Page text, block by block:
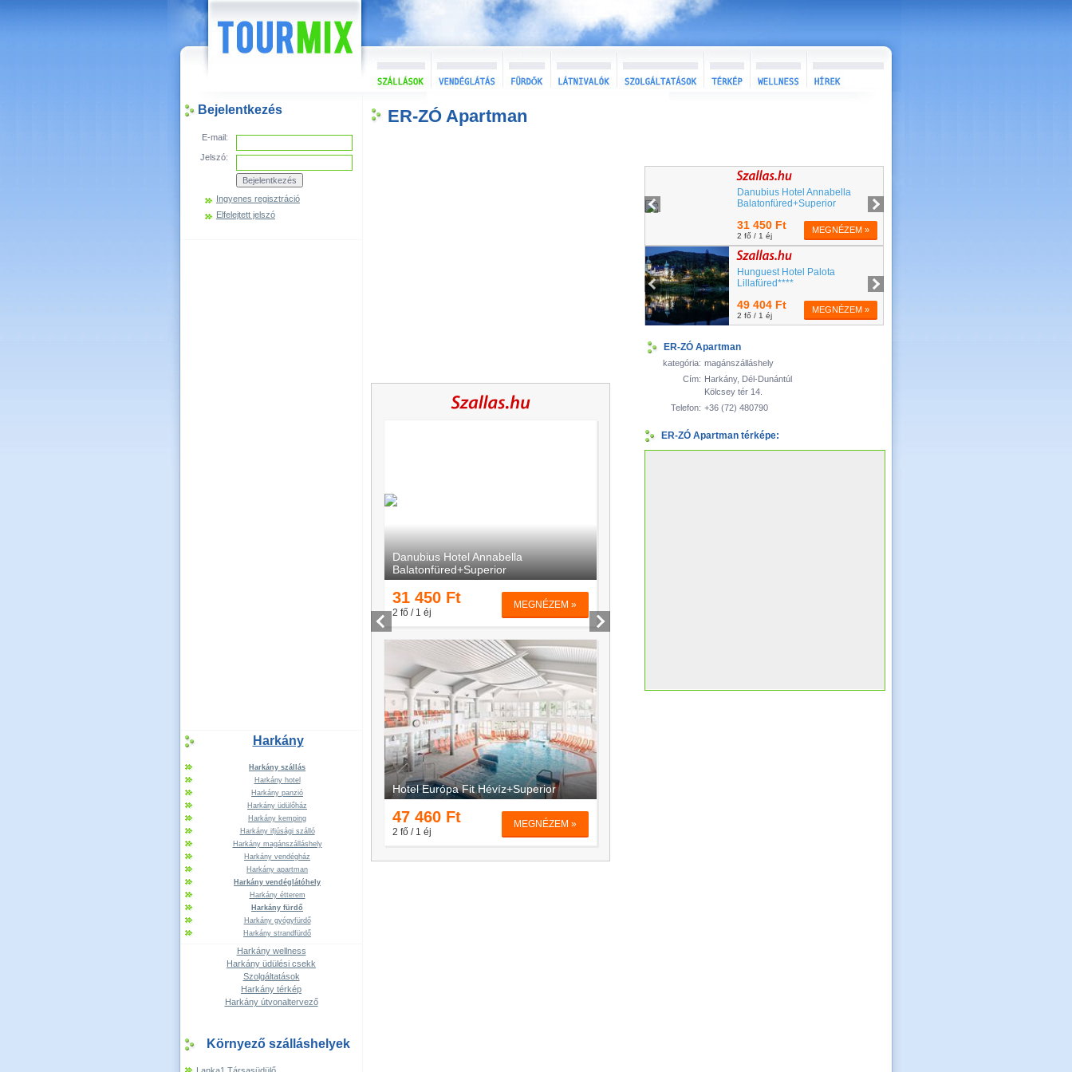
Bejelentkezés
E-mail:
Jelszó:
Ingyenes regisztráció
Elfelejtett jelszó
Harkány
Harkány szállás
Harkány hotel
Harkány panzió
Harkány üdülőház
Harkány kemping
Harkány ifjúsági szálló
Harkány magánszálláshely
Harkány vendégház
Harkány apartman
Harkány vendéglátóhely
Harkány étterem
Harkány fürdő
Harkány gyógyfürdő
Harkány strandfürdő
Harkány wellness
Harkány üdülési csekk
Szolgáltatások
Harkány térkép
Harkány útvonaltervező
Környező szálláshelyek
ER-ZÓ Apartman
ER-ZÓ Apartman
kategória: magánszálláshely
Cím: Harkány, Dél-Dunántúl
Kölcsey tér 14.
Telefon: +36 (72) 480790
ER-ZÓ Apartman térképe: